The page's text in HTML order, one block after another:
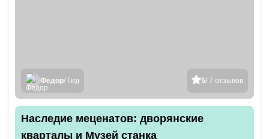
5/ 7 отзывов
Фёдор/ Гид
Наследие меценатов: дворянские
кварталы и Музей станка